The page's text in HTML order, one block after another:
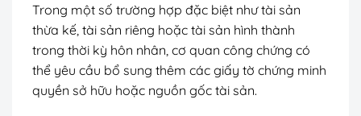
Trong một số trường hợp đặc biệt như tài sản
thừa kế, tài sản riêng hoặc tài sản hình thành
trong thời kỳ hôn nhân, cơ quan công chứng có
thể yêu cầu bổ sung thêm các giấy tờ chứng minh
quyền sở hữu hoặc nguồn gốc tài sản.